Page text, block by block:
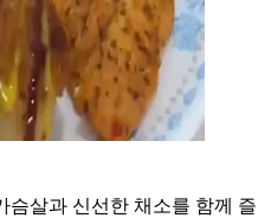
슴살과 신선한 채소를 함께 즐